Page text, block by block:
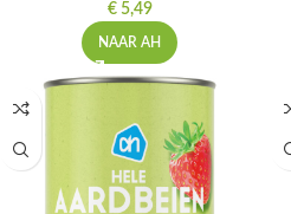
€5,49
NAAR AH